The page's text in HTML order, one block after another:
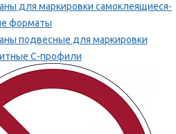
для маркировки самоклеящиеся-
форматы
подвесные для маркировки
С-профили
маркировка